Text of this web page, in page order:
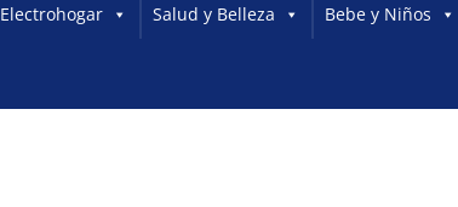
Electrohogar Salud y Belleza Bebe y Niños